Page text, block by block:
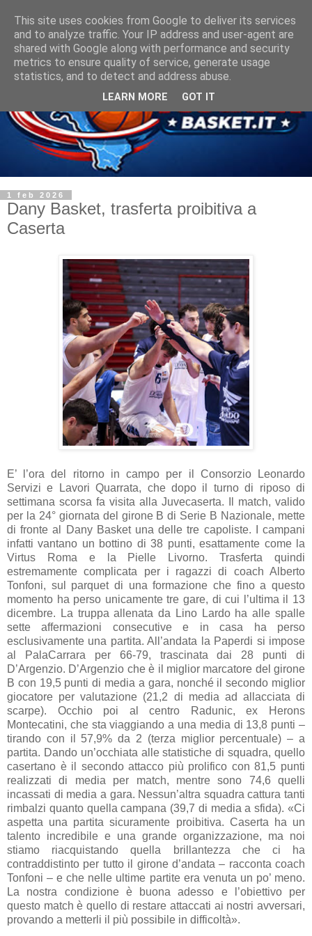
1 feb 2026
Dany Basket, trasferta proibitiva a
Caserta
E’ l’ora del ritorno in campo per il Consorzio Leonardo
Servizi e Lavori Quarrata, che dopo il turno di riposo di
settimana scorsa fa visita alla Juvecaserta. Il match, valido
per la 24° giornata del girone B di Serie B Nazionale, mette
di fronte al Dany Basket una delle tre capoliste. I campani
infatti vantano un bottino di 38 punti, esattamente come la
Virtus Roma e la Pielle Livorno. Trasferta quindi
estremamente complicata per i ragazzi di coach Alberto
Tonfoni, sul parquet di una formazione che fino a questo
momento ha perso unicamente tre gare, di cui l’ultima il 13
dicembre. La truppa allenata da Lino Lardo ha alle spalle
sette affermazioni consecutive e in casa ha perso
esclusivamente una partita. All’andata la Paperdi si impose
al PalaCarrara per 66-79, trascinata dai 28 punti di
D’Argenzio. D’Argenzio che è il miglior marcatore del girone
B con 19,5 punti di media a gara, nonché il secondo miglior
giocatore per valutazione (21,2 di media ad allacciata di
scarpe). Occhio poi al centro Radunic, ex Herons
Montecatini, che sta viaggiando a una media di 13,8 punti –
tirando con il 57,9% da 2 (terza miglior percentuale) – a
partita. Dando un’occhiata alle statistiche di squadra, quello
casertano è il secondo attacco più prolifico con 81,5 punti
realizzati di media per match, mentre sono 74,6 quelli
incassati di media a gara. Nessun’altra squadra cattura tanti
rimbalzi quanto quella campana (39,7 di media a sfida). «Ci
aspetta una partita sicuramente proibitiva. Caserta ha un
talento incredibile e una grande organizzazione, ma noi
stiamo riacquistando quella brillantezza che ci ha
contraddistinto per tutto il girone d’andata – racconta coach
Tonfoni – e che nelle ultime partite era venuta un po’ meno.
La nostra condizione è buona adesso e l’obiettivo per
questo match è quello di restare attaccati ai nostri avversari,
provando a metterli il più possibile in difficoltà».
This site uses cookies from Google to deliver its services
and to analyze traffic. Your IP address and user-agent are
shared with Google along with performance and security
metrics to ensure quality of service, generate usage
statistics, and to detect and address abuse.
LEARN MORE GOT IT